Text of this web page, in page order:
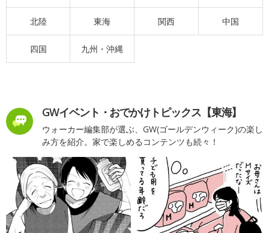
北陸 東海 関西 中国
四国 九州・沖縄
GWイベント・おでかけトピックス【東海】
ウォーカー編集部が選ぶ、GW(ゴールデンウィーク)の楽し
み方を紹介。家で楽しめるコンテンツも続々！